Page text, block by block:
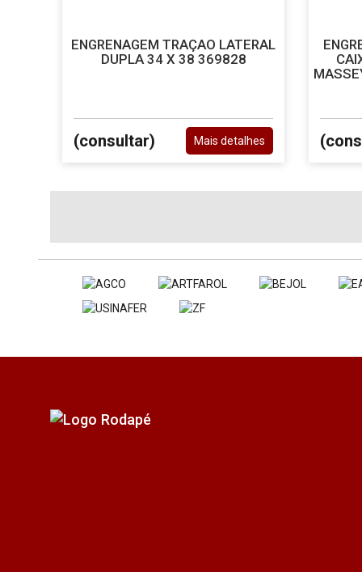
ENGRENAGEM TRAÇAO LATERAL
DUPLA 34 X 38 369828
(consultar) Mais detalhes